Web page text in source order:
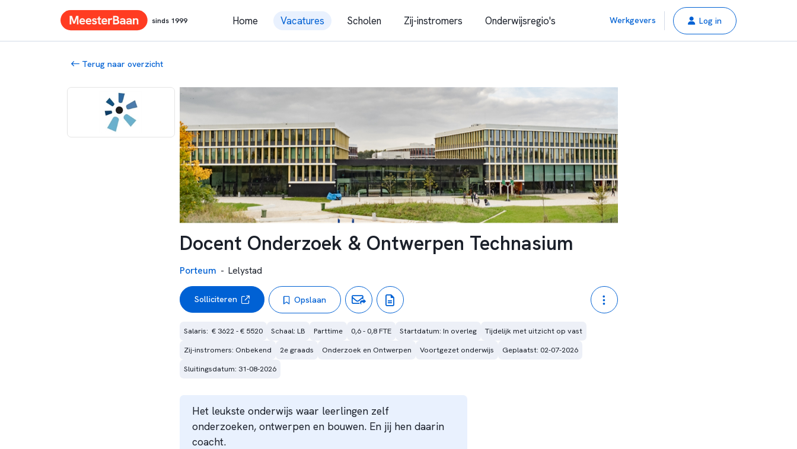
sinds 1999 Home Vacatures Scholen Zij-instromers Onderwijsregio's Werkgevers Log in
Terug naar overzicht
Docent Onderzoek & Ontwerpen Technasium
Porteum - Lelystad
Solliciteren Opslaan
Salaris:  € 3622 - € 5520 Schaal: LB Parttime 0,6 - 0,8 FTE Startdatum: In overleg
Tijdelijk met uitzicht op vast
Zij-instromers: Onbekend
2e graads Onderzoek en Ontwerpen Voortgezet onderwijs
Geplaatst: 02-07-2026
Sluitingsdatum: 31-08-2026
Het leukste onderwijs waar leerlingen zelf
onderzoeken, ontwerpen en bouwen. En jij hen daarin
coacht.